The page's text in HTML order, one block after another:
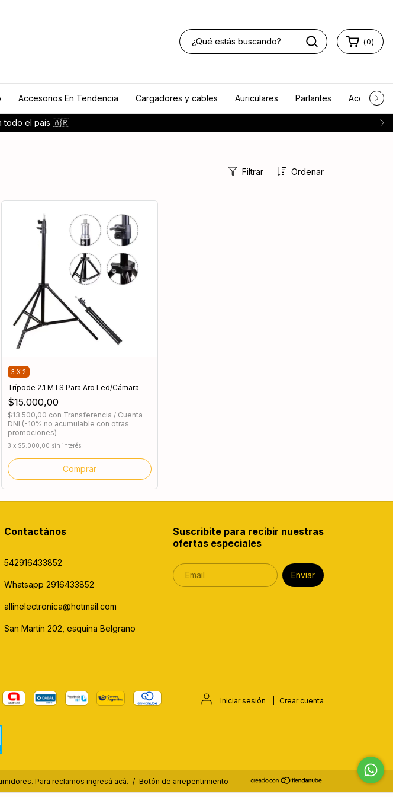
todo el país 🇦🇷
(0)
Accesorios En Tendencia Cargadores y cables Auriculares Parlantes
Ordenar
Filtrar
3 X 2
Trípode 2.1 MTS Para Aro Led/Cámara
$15.000,00
$13.500,00 con Transferencia / Cuenta
DNI (-10% no acumulable con otras
promociones)
3 x $5.000,00 sin interés
Contactános
542916433852
Whatsapp 2916433852
allinelectronica@hotmail.com
San Martín 202, esquina Belgrano
Suscribite para recibir nuestras
ofertas especiales
Iniciar sesión Crear cuenta
Para reclamos ingresá acá. / Botón de arrepentimiento